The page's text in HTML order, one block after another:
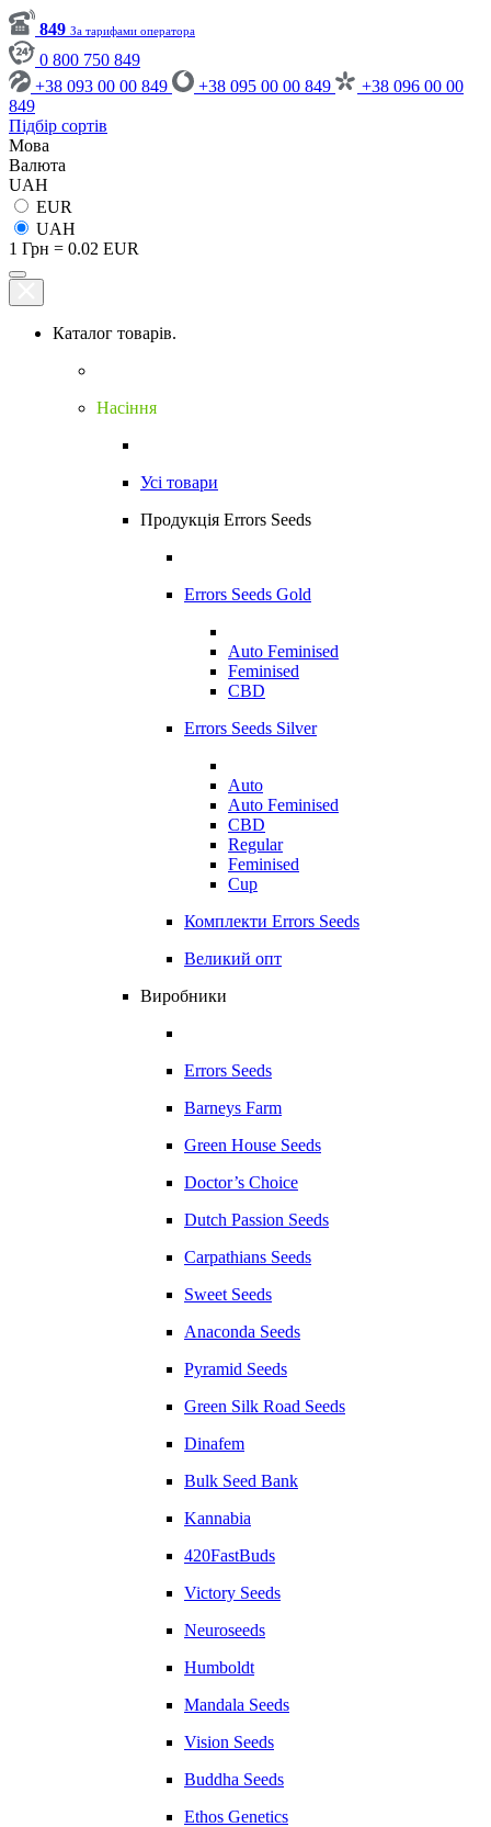
849 За тарифами оператора
0 800 750 849
+38 093 00 00 849
+38 095 00 00 849
+38 096 00 00
849
Підбір сортів
Мова
Валюта
UAH
EUR
UAH
1 Грн = 0.02 EUR
Каталог товарів.
Насіння
Усі товари
Продукція Errors Seeds
Errors Seeds Gold
Auto Feminised
Feminised
CBD
Errors Seeds Silver
Auto
Auto Feminised
CBD
Regular
Feminised
Cup
Комплекти Errors Seeds
Великий опт
Виробники
Errors Seeds
Barneys Farm
Green House Seeds
Doctor’s Choice
Dutch Passion Seeds
Carpathians Seeds
Sweet Seeds
Anaconda Seeds
Pyramid Seeds
Green Silk Road Seeds
Dinafem
Bulk Seed Bank
Kannabia
420FastBuds
Victory Seeds
Neuroseeds
Humboldt
Mandala Seeds
Vision Seeds
Buddha Seeds
Ethos Genetics